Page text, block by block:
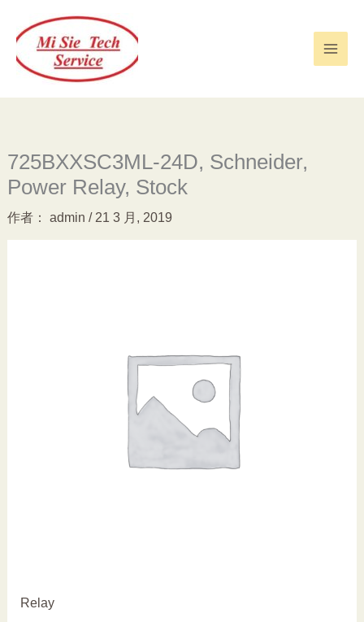
725BXXSC3ML-24D, Schneider,
Power Relay, Stock
作者： admin / 21 3 月, 2019
Relay